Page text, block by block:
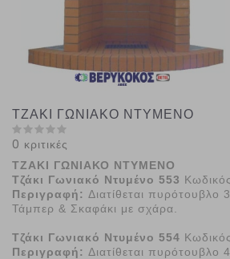
ΤΖΑΚΙ ΓΩΝΙΑΚΟ ΝΤΥΜΕΝΟ
0 κριτικές
ΤΖΑΚΙ ΓΩΝΙΑΚΟ ΝΤΥΜΕΝΟ
Τζάκι Γωνιακό Ντυμένο 553
Περιγραφή: Διατίθεται πυρότουβλο
Τάμπερ & Σκαφάκι με σχάρα.
Τζάκι Γωνιακό Ντυμένο 554
Περιγραφή: Διατίθεται πυρότουβλο